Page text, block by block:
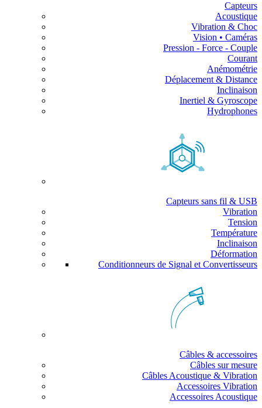
Capteurs
Acoustique
Vibration & Choc
Vision • Caméras
Pression - Force - Couple
Courant
Anémométrie
Déplacement & Distance
Inclinaison
Inertiel & Gyroscope
Hydrophones
Capteurs sans fil & USB
Vibration
Tension
Température
Inclinaison
Déformation
Conditionneurs de Signal et Convertisseurs
Câbles & accessoires
Câbles sur mesure
Câbles Acoustique & Vibration
Accessoires Vibration
Accessoires Acoustique